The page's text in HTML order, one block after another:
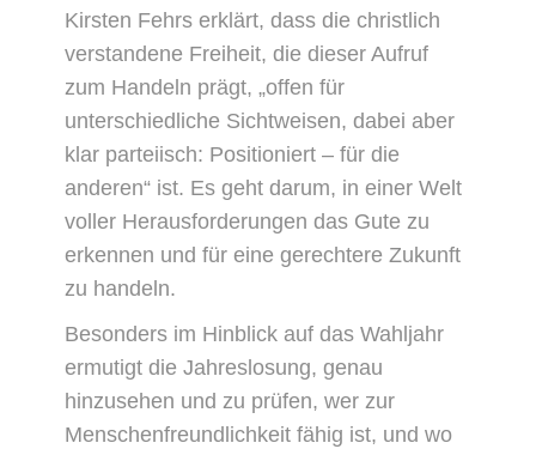
Kirsten Fehrs erklärt, dass die christlich
verstandene Freiheit, die dieser Aufruf
zum Handeln prägt, „offen für
unterschiedliche Sichtweisen, dabei aber
klar parteiisch: Positioniert – für die
anderen“ ist. Es geht darum, in einer Welt
voller Herausforderungen das Gute zu
erkennen und für eine gerechtere Zukunft
zu handeln.
Besonders im Hinblick auf das Wahljahr
ermutigt die Jahreslosung, genau
hinzusehen und zu prüfen, wer zur
Menschenfreundlichkeit fähig ist, und wo